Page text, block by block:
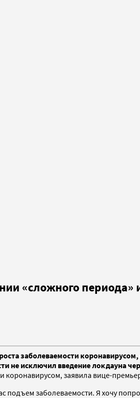
«сложного периода»
заболеваемости
не исключил введение локдауна
заявила вице-
подъем заболеваемости. Я хочу